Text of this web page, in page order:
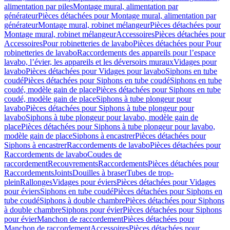
alimentation par pilesMontage mural, alimentation par
générateurPièces détachées pour Montage mural, alimentation par
générateurMontage mural, robinet mélangeurPièces détachées pour
Montage mural, robinet mélangeurAccessoiresPièces détachées pour
AccessoiresPour robinetteries de lavaboPièces détachées pour Pour
robinetteries de lavaboRaccordements des appareils pour l’espace
lavabo, l’évier, les appareils et les déversoirs murauxVidages pour
lavaboPièces détachées pour Vidages pour lavaboSiphons en tube
coudéPièces détachées pour Siphons en tube coudéSiphons en tube
coudé, modèle gain de placePièces détachées pour Siphons en tube
coudé, modèle gain de placeSiphons à tube plongeur pour
lavaboPièces détachées pour Siphons à tube plongeur pour
lavaboSiphons à tube plongeur pour lavabo, modèle gain de
placePièces détachées pour Siphons à tube plongeur pour lavabo,
modèle gain de placeSiphons à encastrerPièces détachées pour
Siphons à encastrerRaccordements de lavaboPièces détachées pour
Raccordements de lavaboCoudes de
raccordementRecouvrementsRaccordementsPièces détachées pour
RaccordementsJointsDouilles à braserTubes de trop-
pleinRallongesVidages pour éviersPièces détachées pour Vidages
pour éviersSiphons en tube coudéPièces détachées pour Siphons en
tube coudéSiphons à double chambrePièces détachées pour Siphons
à double chambreSiphons pour évierPièces détachées pour Siphons
pour évierManchon de raccordementPièces détachées pour
Manchon de raccordementAccessoiresPièces détachées pour